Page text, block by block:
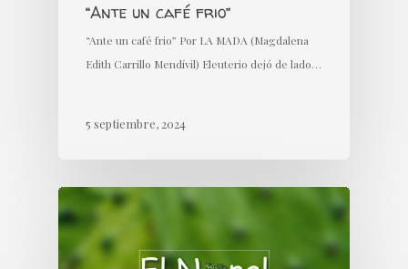
“Ante un café frio”
“Ante un café frio” Por LA MADA (Magdalena
Edith Carrillo Mendívil) Eleuterio dejó de lado…
5 septiembre, 2024